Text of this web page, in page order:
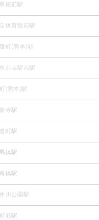
校前駅
体育館前駅
町(熊本)駅
前寺駅前駅
(熊本)駅
寺駅
町駅
橋駅
橋駅
川公園駅
筋駅